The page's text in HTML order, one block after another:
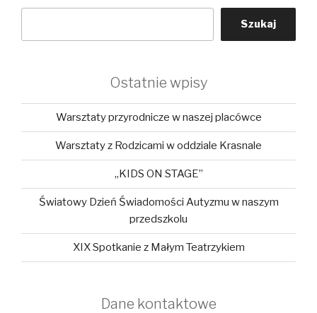
Szukaj
Ostatnie wpisy
Warsztaty przyrodnicze w naszej placówce
Warsztaty z Rodzicami w oddziale Krasnale
„KIDS ON STAGE”
Światowy Dzień Świadomości Autyzmu w naszym
przedszkolu
XIX Spotkanie z Małym Teatrzykiem
Dane kontaktowe